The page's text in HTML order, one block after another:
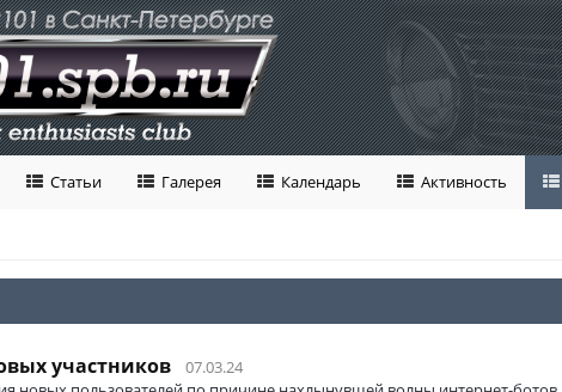
Статьи Галерея Календарь Активность
участников
07.03.24